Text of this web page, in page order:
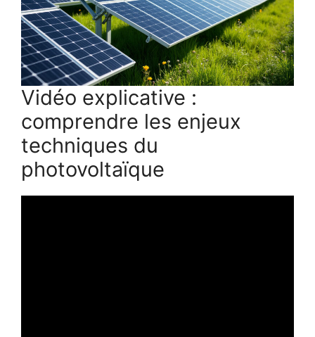
Vidéo explicative :
comprendre les enjeux
techniques du
photovoltaïque